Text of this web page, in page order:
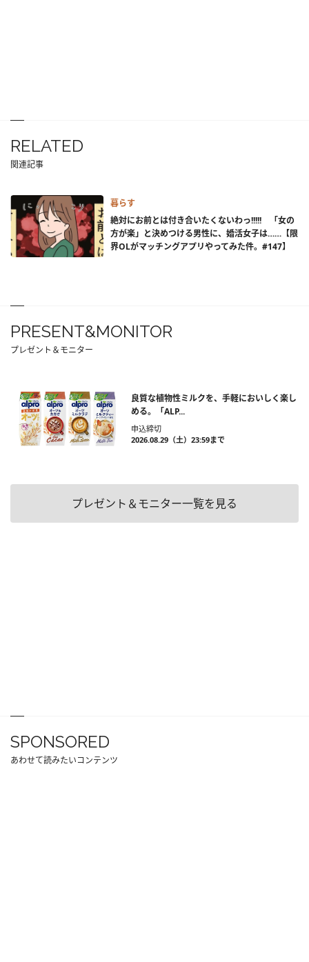
RELATED
関連記事
暮らす
絶対にお前とは付き合いたくないわっ!!!!! 「女の
方が楽」と決めつける男性に、婚活女子は……【限
界OLがマッチングアプリやってみた件。#147】
PRESENT&MONITOR
プレゼント＆モニター
良質な植物性ミルクを、手軽においしく楽し
める。「ALP...
申込締切
2026.08.29（土）23:59まで
プレゼント＆モニター一覧を見る
SPONSORED
あわせて読みたいコンテンツ